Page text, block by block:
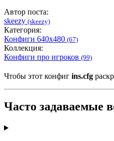
Автор поста:
skeezy (skeezy)
Категория:
Конфиги 640x480 (67)
Коллекция:
Конфиги про игроков (99)
Чтобы этот конфиг ins.cfg
Часто задаваемые